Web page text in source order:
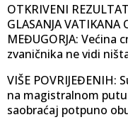
OTKRIVENI
GLASANJA VATIKANA
MEĐUGORJA: Većina
zvaničnika ne vidi
VIŠE POVRIJEĐENIH:
na magistralnom
saobraćaj potpuno